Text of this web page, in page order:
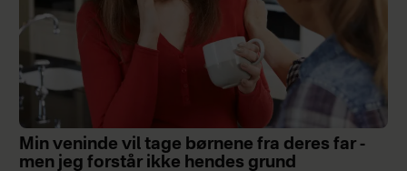
Min veninde vil tage børnene fra deres far -
men jeg forstår ikke hendes grund